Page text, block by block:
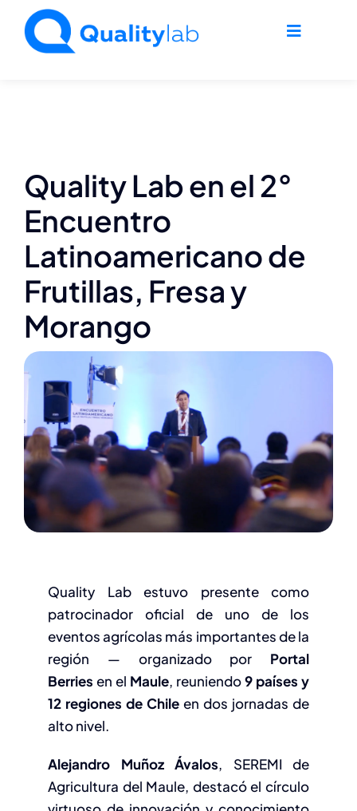
Saltar
contenido
Toggle
Agro
Industria
Ambiente
Novedades
Valor
RSE
Contacto
Quality Lab en el 2°
Encuentro
Latinoamericano de
Frutillas, Fresa y
Morango
Quality Lab estuvo presente como
patrocinador oficial de uno de los
eventos agrícolas más importantes de la
región — organizado por Portal
Berries en el Maule, reuniendo9 países y
12 regiones de Chile en dos jornadas de
alto nivel.
Alejandro Muñoz Ávalos, SEREMI de
Agricultura del Maule, destacó el círculo